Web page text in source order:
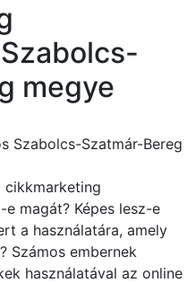
megye
Szabolcs-Szatmár-Bereg
magát? Képes lesz-e
a használatára, amely
Számos embernek
használatával az online